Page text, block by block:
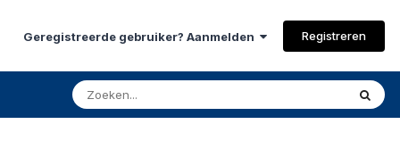
Geregistreerde gebruiker? Aanmelden Registreren